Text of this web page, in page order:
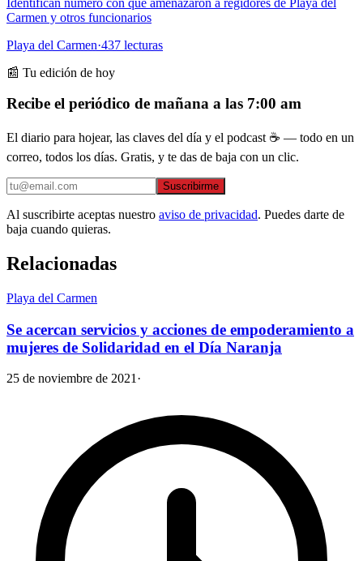
Carmen y otros funcionarios
Playa del Carmen·437 lecturas
📰 Tu edición de hoy
Recibe el periódico de mañana a las 7:00 am
El diario para hojear, las claves del día y el podcast ☕ — todo en un
correo, todos los días. Gratis, y te das de baja con un clic.
Suscribirme
Al suscribirte aceptas nuestro aviso de privacidad. Puedes darte de
baja cuando quieras.
Relacionadas
Playa del Carmen
Se acercan servicios y acciones de empoderamiento a
mujeres de Solidaridad en el Día Naranja
25 de noviembre de 2021 ·